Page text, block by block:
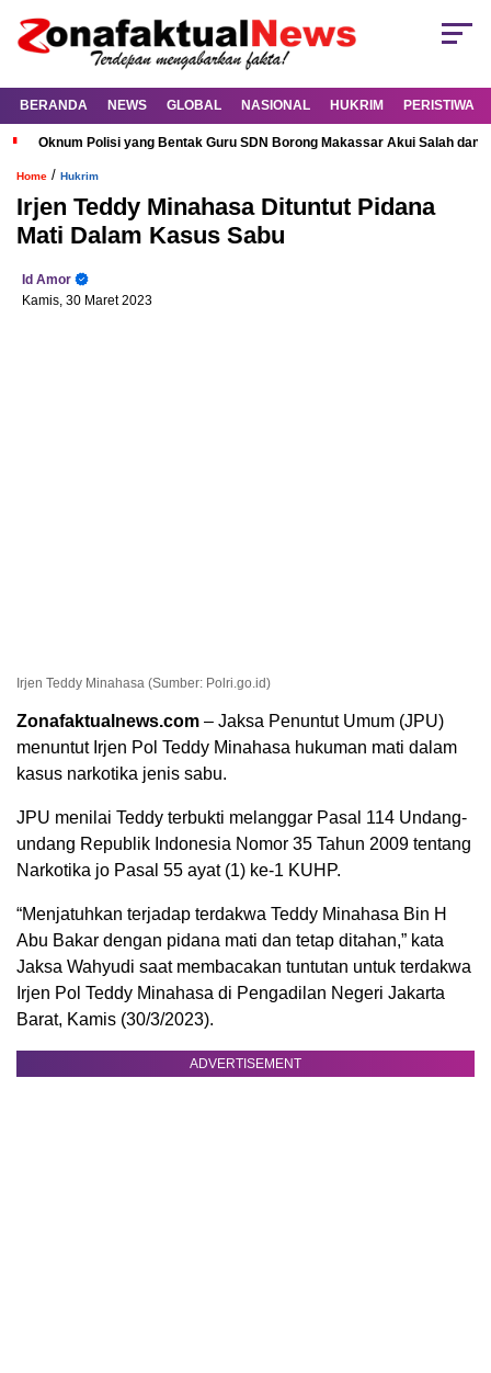
BERANDA NEWS GLOBAL NASIONAL HUKRIM PERISTIWA
Oknum Polisi yang Bentak Guru SDN Borong Makassar Akui Salah dan
Home / Hukrim
Irjen Teddy Minahasa Dituntut Pidana
Mati Dalam Kasus Sabu
Id Amor
Kamis, 30 Maret 2023
Irjen Teddy Minahasa (Sumber: Polri.go.id)
Zonafaktualnews.com – Jaksa Penuntut Umum (JPU)
menuntut Irjen Pol Teddy Minahasa hukuman mati dalam
kasus narkotika jenis sabu.
JPU menilai Teddy terbukti melanggar Pasal 114 Undang-
undang Republik Indonesia Nomor 35 Tahun 2009 tentang
Narkotika jo Pasal 55 ayat (1) ke-1 KUHP.
“Menjatuhkan terjadap terdakwa Teddy Minahasa Bin H
Abu Bakar dengan pidana mati dan tetap ditahan,” kata
Jaksa Wahyudi saat membacakan tuntutan untuk terdakwa
Irjen Pol Teddy Minahasa di Pengadilan Negeri Jakarta
Barat, Kamis (30/3/2023).
ADVERTISEMENT